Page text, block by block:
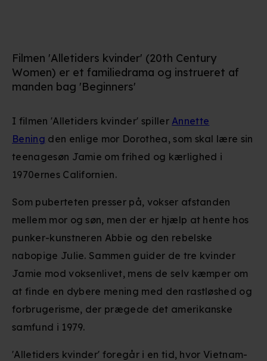
Filmen 'Alletiders kvinder' (20th Century
Women) er et familiedrama og instrueret af
manden bag 'Beginners'
I filmen 'Alletiders kvinder' spillerAnnette
Bening den enlige mor Dorothea, som skal lære sin
teenagesøn Jamie om frihed og kærlighed i
1970ernes Californien.
Som puberteten presser på, vokser afstanden
mellem mor og søn, men der er hjælp at hente hos
punker-kunstneren Abbie og den rebelske
nabopige Julie. Sammen guider de tre kvinder
Jamie mod voksenlivet, mens de selv kæmper om
at finde en dybere mening med den rastløshed og
forbrugerisme, der prægede det amerikanske
samfund i 1979.
'Alletiders kvinder' foregår i en tid, hvor Vietnam-